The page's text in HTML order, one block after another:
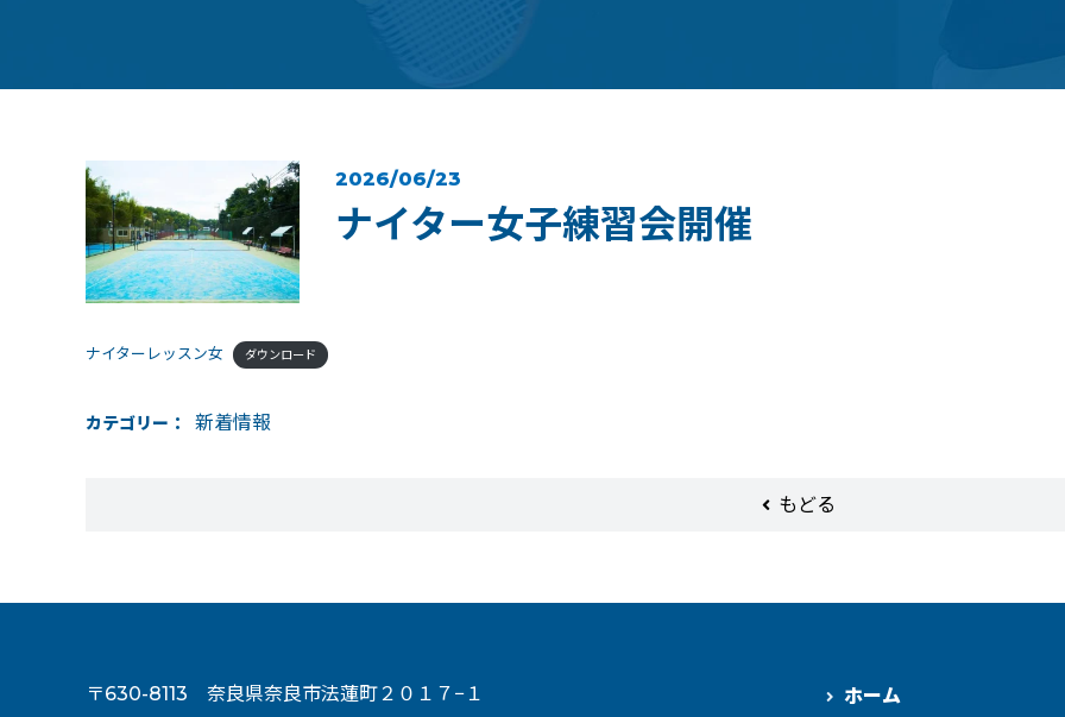
2026/06/23
ナイター女子練習会開催
ナイターレッスン女 ダウンロード
カテゴリー 新着情報
もどる
〒630-8113 奈良県奈良市法蓮町２０１７−１ ホーム